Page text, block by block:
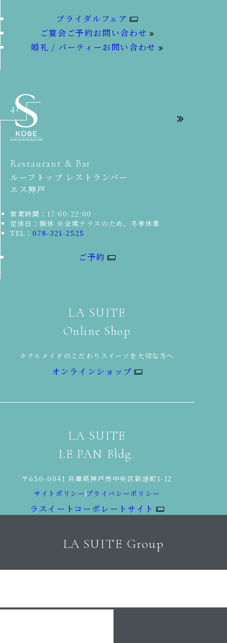
ブライダルフェア
ご宴会ご予約お問い合わせ
婚礼 / パーティーお問い合わせ
4F
Restaurant & Bar
ルーフトップ レストランバー
エス神戸
営業時間：17:00-22:00
定休日：無休 ※全席テラスのため、冬季休業
TEL：078-321-2525
ご予約
LA SUITE
Online Shop
ホテルメイドのこだわりスイーツを大切な方へ
オンラインショップ
LA SUITE
LE PAN Bldg.
〒650-0041 兵庫県神戸市中央区新港町1-12
サイトポリシープライバシーポリシー
ラスイートコーポレートサイト
LA SUITE Group